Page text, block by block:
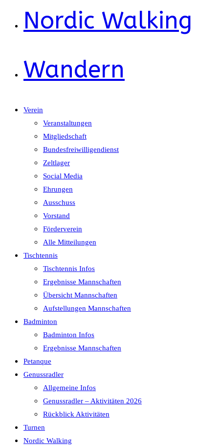
Nordic Walking
Wandern
Verein
Veranstaltungen
Mitgliedschaft
Bundesfreiwilligendienst
Zeltlager
Social Media
Ehrungen
Ausschuss
Vorstand
Förderverein
Alle Mitteilungen
Tischtennis
Tischtennis Infos
Ergebnisse Mannschaften
Übersicht Mannschaften
Aufstellungen Mannschaften
Badminton
Badminton Infos
Ergebnisse Mannschaften
Petanque
Genussradler
Allgemeine Infos
Genussradler – Aktivitäten 2026
Rückblick Aktivitäten
Turnen
Nordic Walking